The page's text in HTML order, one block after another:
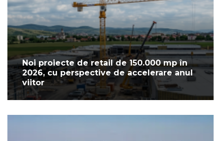
Noi proiecte de retail de 150.000 mp în
2026, cu perspective de accelerare anul
viitor